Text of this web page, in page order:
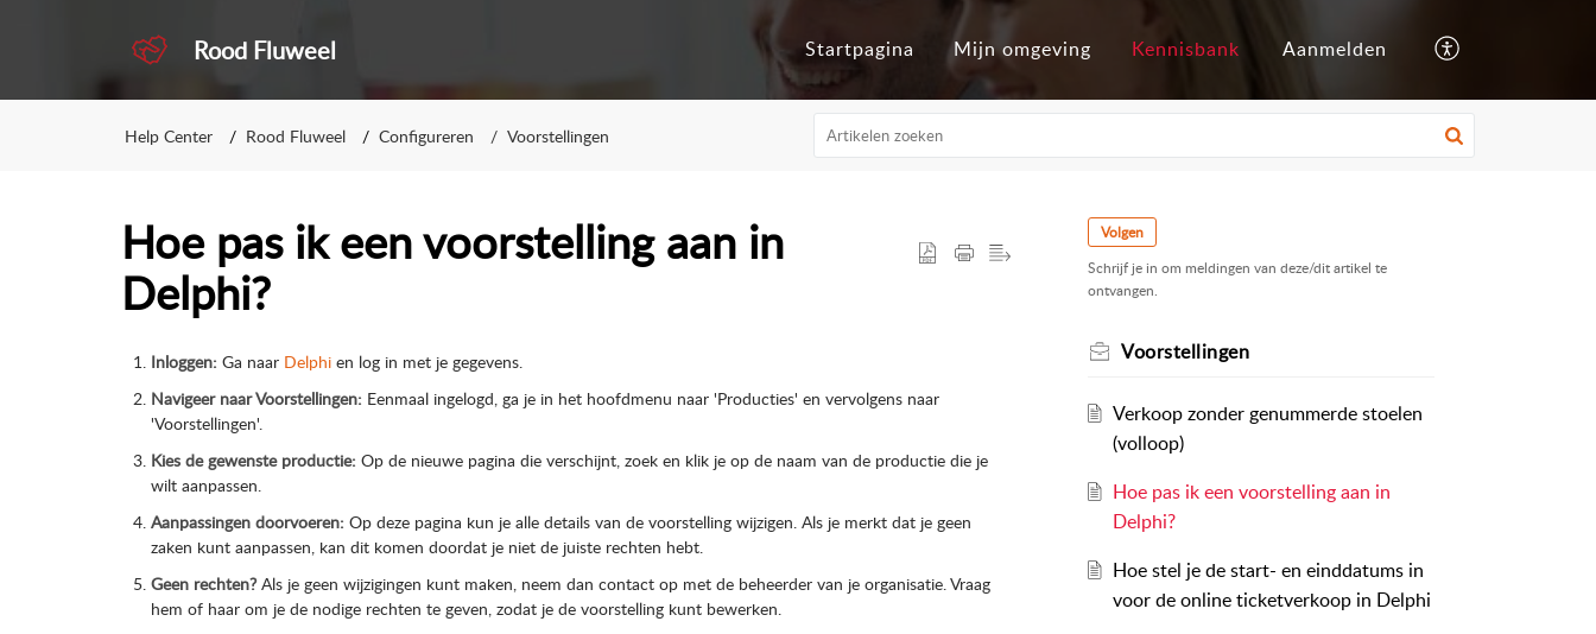
Rood Fluweel Startpagina Mijn omgeving Kennisbank Aanmelden
Help Center Rood Fluweel Configureren Voorstellingen
Hoe pas ik een voorstelling aan in
Delphi?
Inloggen: Ga naar Delphi en log in met je gegevens.
Navigeer naar Voorstellingen: Eenmaal ingelogd, ga je in het hoofdmenu naar 'Producties' en vervolgens naar
'Voorstellingen'.
Kies de gewenste productie: Op de nieuwe pagina die verschijnt, zoek en klik je op de naam van de productie die je
wilt aanpassen.
Aanpassingen doorvoeren: Op deze pagina kun je alle details van de voorstelling wijzigen. Als je merkt dat je geen
zaken kunt aanpassen, kan dit komen doordat je niet de juiste rechten hebt.
Geen rechten?Als je geen wijzigingen kunt maken, neem dan contact op met de beheerder van je organisatie. Vraag
hem of haar om je de nodige rechten te geven, zodat je de voorstelling kunt bewerken.
Volgen
Schrijf je in om meldingen van deze/dit artikel te
ontvangen.
Voorstellingen
Verkoop zonder genummerde stoelen
(volloop)
Hoe pas ik een voorstelling aan in
Delphi?
Hoe stel je de start- en einddatums in
voor de online ticketverkoop in Delphi